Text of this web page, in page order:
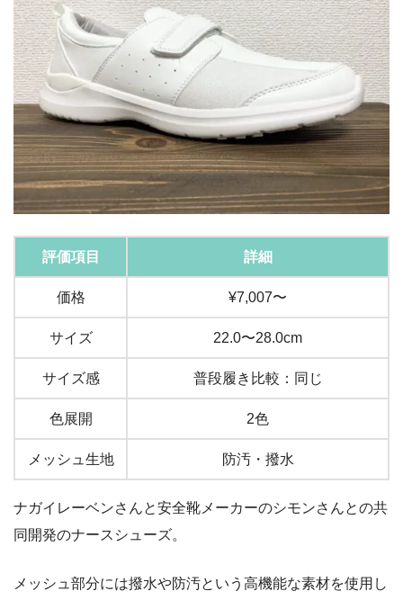
評価項目 詳細
価格 ¥7,007〜
サイズ 22.0〜28.0cm
サイズ感 普段履き比較：同じ
色展開 2色
メッシュ生地 防汚・撥水
ナガイレーベンさんと安全靴メーカーのシモンさんとの共
同開発のナースシューズ。
メッシュ部分には撥水や防汚という高機能な素材を使用し